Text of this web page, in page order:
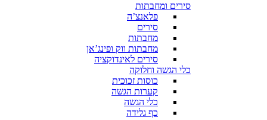
סירים ומחבתות
פלאנצ’ה
סירים
מחבתות
מחבתות ווק ופינג’אן
סירים לאינדוקציה
כלי הגשה וחלוקה
כוסות זכוכית
קערות הגשה
כלי הגשה
כף גלידה